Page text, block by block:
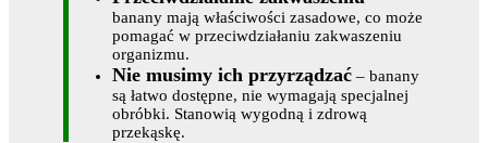
banany mają właściwości zasadowe, co może
pomagać w przeciwdziałaniu zakwaszeniu
organizmu.
Nie musimy ich przyrządzać – banany
są łatwo dostępne, nie wymagają specjalnej
obróbki. Stanowią wygodną i zdrową
przekąskę.